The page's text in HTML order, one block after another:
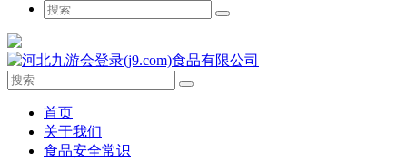
首页
关于我们
食品安全常识